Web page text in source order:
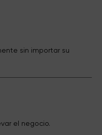
sin importar su
el negocio.